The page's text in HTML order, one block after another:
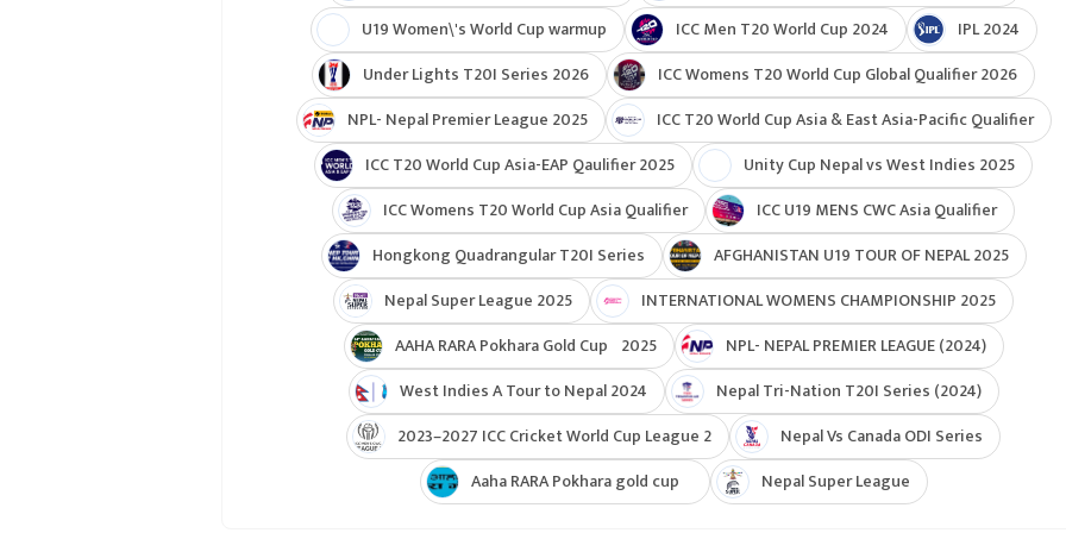
U19 Women\'s World Cup warmup
ICC Men T20 World Cup 2024
IPL 2024
Under Lights T20I Series 2026
ICC Womens T20 World Cup Global Qualifier 2026
NPL- Nepal Premier League 2025
ICC T20 World Cup Asia & East Asia-Pacific Qualifier
ICC T20 World Cup Asia-EAP Qaulifier 2025
Unity Cup Nepal vs West Indies 2025
ICC Womens T20 World Cup Asia Qualifier
ICC U19 MENS CWC Asia Qualifier
Hongkong Quadrangular T20I Series
AFGHANISTAN U19 TOUR OF NEPAL 2025
Nepal Super League 2025
INTERNATIONAL WOMENS CHAMPIONSHIP 2025
AAHA RARA Pokhara Gold Cup 2025
NPL- NEPAL PREMIER LEAGUE (2024)
West Indies A Tour to Nepal 2024
Nepal Tri-Nation T20I Series (2024)
2023–2027 ICC Cricket World Cup League 2
Nepal Vs Canada ODI Series
Aaha RARA Pokhara gold cup
Nepal Super League